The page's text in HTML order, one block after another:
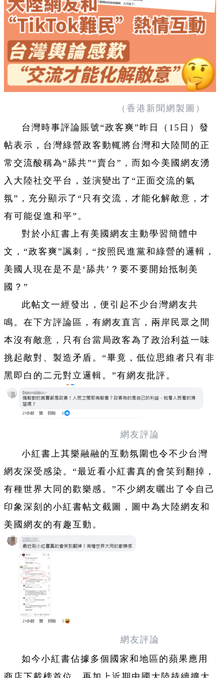
（香港新聞網製圖）
台灣時事評論賬號“政客爽”昨日（15日）發
帖表示，台灣綠營政客動輒將台灣和大陸間的正
常交流酸稱為“舔共”“賣台”，而如今美國網友湧
入大陸社交平台，並演變出了“正面交流的氣
氛”，充分顯示了“只有交流，才能化解敵意，才
有可能促進和平”。
對於小紅書上有美國網友主動學習簡體中
文，“政客爽”諷刺，“按照民進黨和綠營的邏輯，
美國人現在是不是‘舔共’？要不要開始抵制美
國？”
此帖文一經發出，便引起不少台灣網友共
鳴。在下方評論區，有網友直言，兩岸民眾之間
本沒有敵意，只有台當局政客為了政治利益一味
挑起敵對、製造矛盾。“畢竟，低位思維者只有非
黑即白的二元對立邏輯。”有網友批評。
網友評論
小紅書上其樂融融的互動氛圍也令不少台灣
網友深受感染。“最近看小紅書真的會笑到翻掉，
有種世界大同的歡樂感。”不少網友曬出了令自己
印象深刻的小紅書帖文截圖，圖中為大陸網友和
美國網友的有趣互動。
網友評論
如今小紅書佔據多個國家和地區的蘋果應用